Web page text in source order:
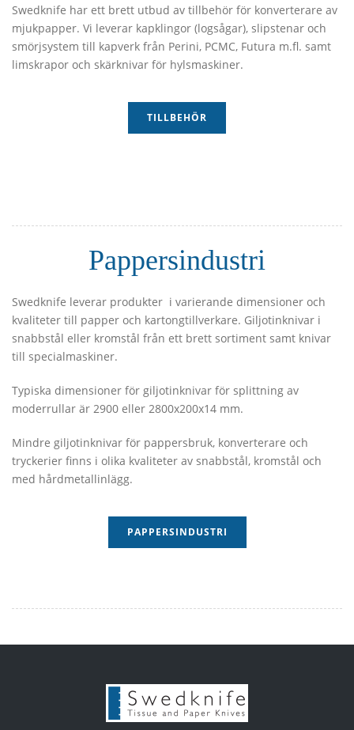
Swedknife har ett brett utbud av tillbehör för konverterare av
mjukpapper. Vi leverar kapklingor (logsågar), slipstenar och
smörjsystem till kapverk från Perini, PCMC, Futura m.fl. samt
limskrapor och skärknivar för hylsmaskiner.
TILLBEHÖR
Pappersindustri
Swedknife leverar produkter i varierande dimensioner och
kvaliteter till papper och kartongtillverkare. Giljotinknivar i
snabbstål eller kromstål från ett brett sortiment samt knivar
till specialmaskiner.
Typiska dimensioner för giljotinknivar för splittning av
moderrullar är 2900 eller 2800x200x14 mm.
Mindre giljotinknivar för pappersbruk, konverterare och
tryckerier finns i olika kvaliteter av snabbstål, kromstål och
med hårdmetallinlägg.
PAPPERSINDUSTRI